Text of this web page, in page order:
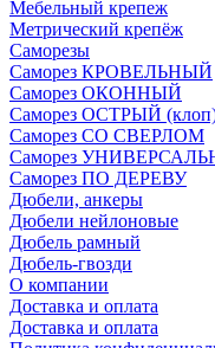
Мебельный крепеж
Метрический крепёж
Саморезы
Саморез КРОВЕЛЬНЫЙ
Саморез ОКОННЫЙ
Саморез ОСТРЫЙ
Саморез СО СВЕРЛОМ
Саморез
Саморез ПО ДЕРЕВУ
Дюбели, анкеры
Дюбели нейлоновые
Дюбель рамный
Дюбель-гвозди
О компании
Доставка и оплата
Доставка и оплата